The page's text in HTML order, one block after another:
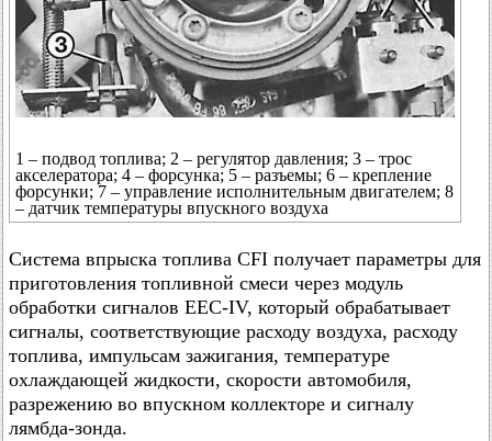
1 – подвод топлива; 2 – регулятор давления; 3 – трос
акселератора; 4 – форсунка; 5 – разъемы; 6 – крепление
форсунки; 7 – управление исполнительным двигателем; 8
– датчик температуры впускного воздуха
Система впрыска топлива CFI получает параметры для
приготовления топливной смеси через модуль
обработки сигналов ЕЕС-IV, который обрабатывает
сигналы, соответствующие расходу воздуха, расходу
топлива, импульсам зажигания, температуре
охлаждающей жидкости, скорости автомобиля,
разрежению во впускном коллекторе и сигналу
лямбда-зонда.